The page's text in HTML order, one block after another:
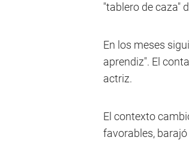
"tablero de caza"
En los meses
aprendiz". El
actriz.
El contexto
favorables,